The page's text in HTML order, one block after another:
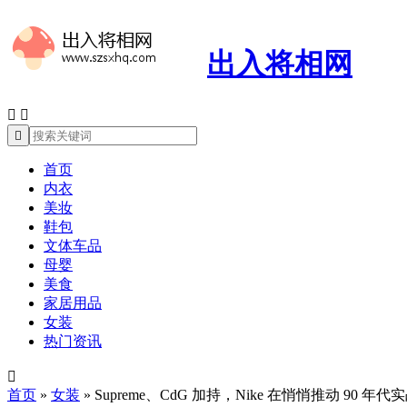
出入将相网
 

首页
内衣
美妆
鞋包
文体车品
母婴
美食
家居用品
女装
热门资讯

首页 » 女装 » Supreme、CdG 加持，Nike 在悄悄推动 90 年代